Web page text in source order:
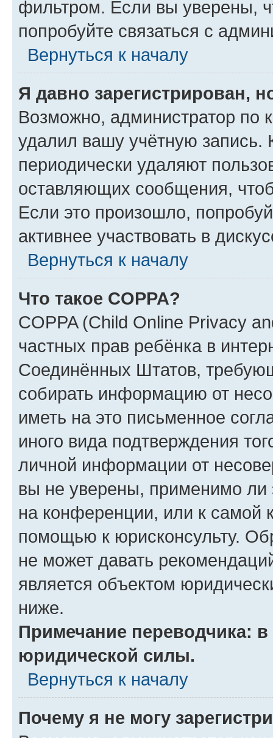
фильтром. Если вы уверены,
попробуйте связаться с
Вернуться к началу
Я давно зарегистрирован,
Возможно, администратор по
удалил вашу учётную запись.
периодически удаляют
оставляющих сообщения,
Если это произошло,
активнее участвовать в
Вернуться к началу
Что такое COPPA?
COPPA (Child Online Privacy
частных прав ребёнка в
Соединённых Штатов,
собирать информацию от
иметь на это письменное
иного вида подтверждения
личной информации от
вы не уверены, применимо ли
на конференции, или к самой
помощью к юрисконсульту.
не может давать
является объектом
ниже.
Примечание переводчика:
юридической силы.
Вернуться к началу
Почему я не могу